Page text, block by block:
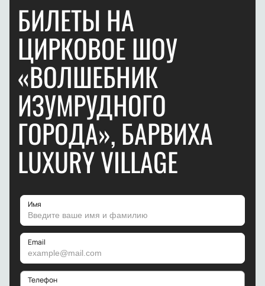
БИЛЕТЫ НА
ЦИРКОВОЕ ШОУ
«ВОЛШЕБНИК
ИЗУМРУДНОГО
ГОРОДА», БАРВИХА
LUXURY VILLAGE
Имя
Email
Телефон